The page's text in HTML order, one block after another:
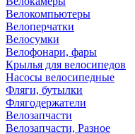
Велокомпьютеры
Велоперчатки
Велосумки
Велофонари, фары
Крылья для велосипедов
Насосы велосипедные
Фляги, бутылки
Флягодержатели
Велозапчасти
Велозапчасти, Разное